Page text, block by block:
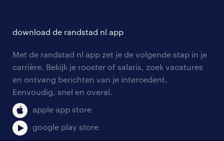
tarieven
personeel gezocht
aanmelden nieuwsbrief
solliciteren
blogs en artikelen
salarischecker
bruto-netto calculator
onze vestigingen
pers
klachten en misstanden
download de randstad nl app
Met de randstad nl app zet je de volgende stap in je
carrière. Bekijk je rooster of salaris, zoek vacatures
en ontvang berichten van je intercedent.
Eenvoudig, snel en overal.
apple app store
google play store